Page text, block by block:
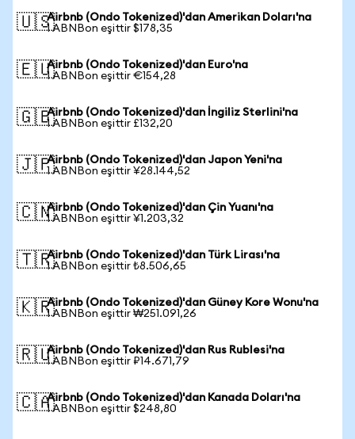
🇺🇸Airbnb (Ondo Tokenized)'dan Amerikan Doları'na
1 ABNBon eşittir $178,35
🇪🇺Airbnb (Ondo Tokenized)'dan Euro'na
1 ABNBon eşittir €154,28
🇬🇧Airbnb (Ondo Tokenized)'dan İngiliz Sterlini'na
1 ABNBon eşittir £132,20
🇯🇵Airbnb (Ondo Tokenized)'dan Japon Yeni'na
1 ABNBon eşittir ¥28.144,52
🇨🇳Airbnb (Ondo Tokenized)'dan Çin Yuanı'na
1 ABNBon eşittir ¥1.203,32
🇹🇷Airbnb (Ondo Tokenized)'dan Türk Lirası'na
1 ABNBon eşittir ₺8.506,65
🇰🇷Airbnb (Ondo Tokenized)'dan Güney Kore Wonu'na
1 ABNBon eşittir ₩251.091,26
🇷🇺Airbnb (Ondo Tokenized)'dan Rus Rublesi'na
1 ABNBon eşittir ₽14.671,79
🇨🇦Airbnb (Ondo Tokenized)'dan Kanada Doları'na
1 ABNBon eşittir $248,80